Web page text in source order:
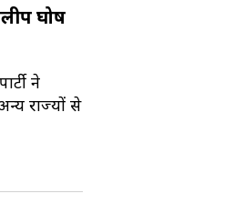
घोष
ने
राज्यों से